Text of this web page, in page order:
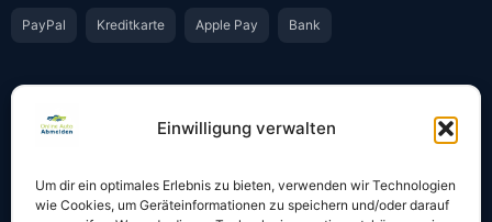
Einwilligung verwalten
Um dir ein optimales Erlebnis zu bieten, verwenden wir Technologien
wie Cookies, um Geräteinformationen zu speichern und/oder darauf
PayPal Kreditkarte Apple Pay Bank
Bestätigung per E-Mail Support per WhatsApp